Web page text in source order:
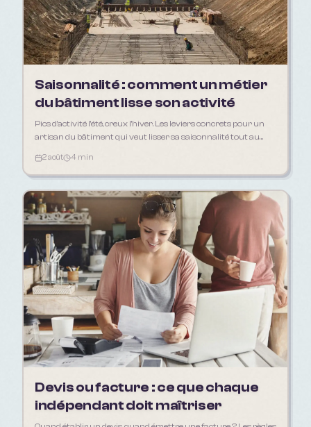
Saisonnalité : comment un métier
du bâtiment lisse son activité
Pics d'activité l'été, creux l'hiver. Les leviers concrets pour un
artisan du bâtiment qui veut lisser sa saisonnalité tout au
2 août 4 min
Devis ou facture : ce que chaque
indépendant doit maîtriser